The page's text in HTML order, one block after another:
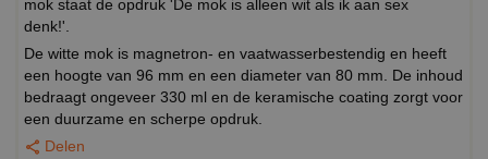
mok staat de opdruk 'De mok is alleen wit als ik aan sex
denk!'.
De witte mok is magnetron- en vaatwasserbestendig en heeft
een hoogte van 96 mm en een diameter van 80 mm. De inhoud
bedraagt ongeveer 330 ml en de keramische coating zorgt voor
een duurzame en scherpe opdruk.
Delen